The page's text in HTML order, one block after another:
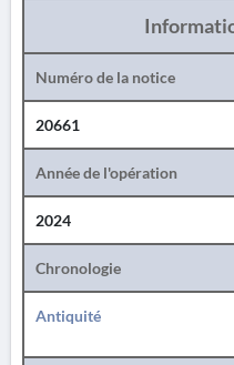
Numéro de la notice
20661
Année de l'opération
2024
Chronologie
Antiquité